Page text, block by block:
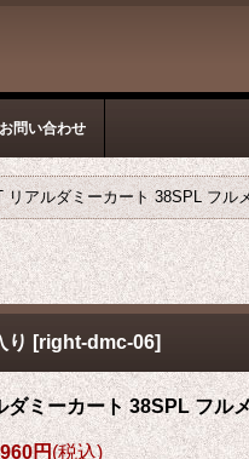
お問い合わせ
リアルダミーカート 38SPL フル
り [right-dmc-06]
ダミーカート 38SPL フル
円(税込)